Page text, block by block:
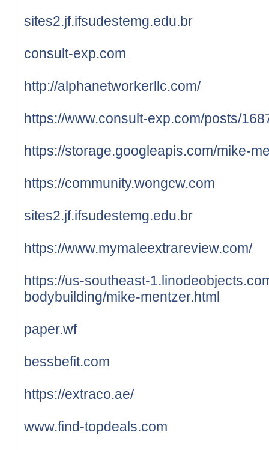
sites2.jf.ifsudestemg.edu.br
consult-exp.com
http://alphanetworkerllc.com/
https://www.consult-exp.com/posts/
https://storage.googleapis.com/mike-
https://community.wongcw.com
sites2.jf.ifsudestemg.edu.br
https://www.mymaleextrareview.com/
https://us-southeast-
bodybuilding/mike-mentzer.html
paper.wf
bessbefit.com
https://extraco.ae/
www.find-topdeals.com